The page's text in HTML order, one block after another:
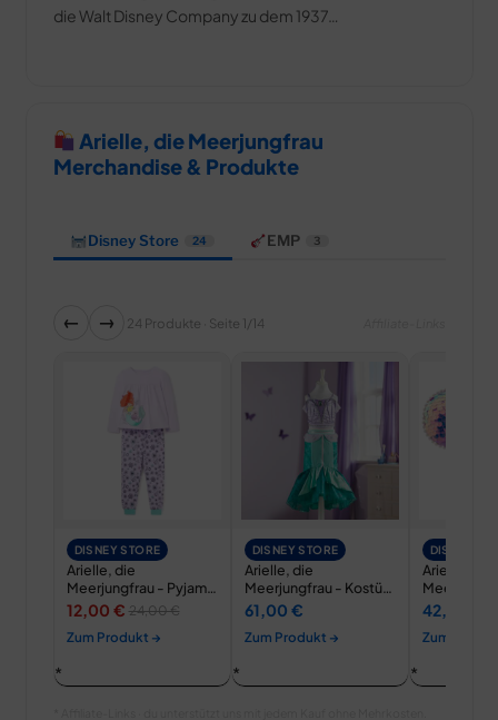
die Walt Disney Company zu dem 1937…
Arielle, die Meerjungfrau
Merchandise & Produkte
Disney Store 24 EMP 3
← → 24 Produkte · Seite 1/14
DISNEY STORE
Arielle, die
Meerjungfrau - Pyjama
für Kinder
12,00 € 24,00 €
Zum Produkt →
DISNEY STORE
Arielle, die
Meerjungfrau - Kostüm
für Kinder
61,00 €
Zum Produkt →
DISNEY
Arielle, die
Haarreif
42,00 €
Zum